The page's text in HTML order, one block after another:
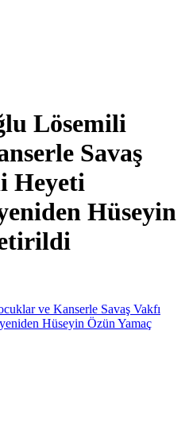
Lösemili
Savaş
Heyeti
Hüseyin